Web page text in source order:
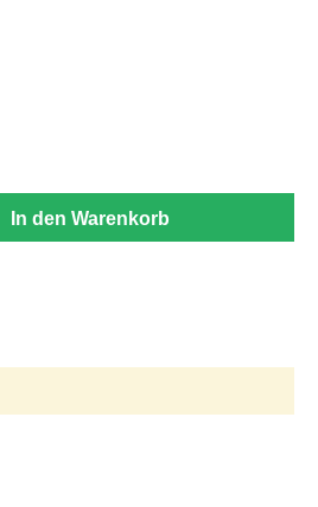
In den Warenkorb